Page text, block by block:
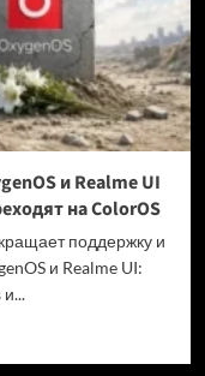
и Realme UI
на ColorOS
поддержку и
и Realme UI: